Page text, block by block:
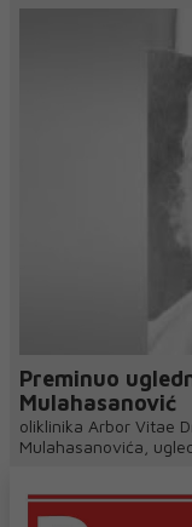
Preminuo
Mulahasanović
oliklinika Arbor Vitae
Mulahasanovića,